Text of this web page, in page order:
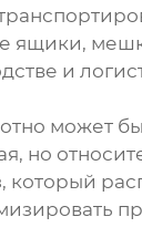
ящики,
и
может
но
который